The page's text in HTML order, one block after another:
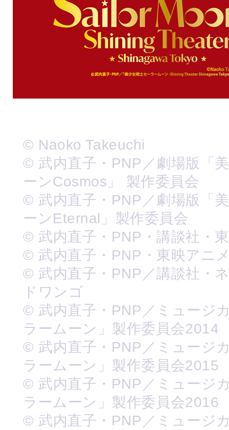
© Naoko Takeuchi
© 武内直子・PNP／劇場版「
ーンCosmos」 製作委員会
© 武内直子・PNP／劇場版「
ーンEternal」製作委員会
© 武内直子・PNP・講談社・
© 武内直子・PNP・東映アニ
© 武内直子・PNP／講談社・
ドワンゴ
© 武内直子・PNP／ミュージ
ラームーン」製作委員会2014
© 武内直子・PNP／ミュージ
ラームーン」製作委員会2015
© 武内直子・PNP／ミュージ
ラームーン」製作委員会2016
© 武内直子・PNP／ミュージ